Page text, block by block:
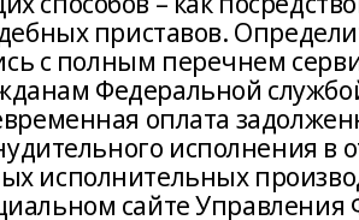
приставов.
с полным перечнем
Федеральной
оплата
исполнения в
исполнительных
сайте